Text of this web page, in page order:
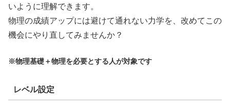
いように理解できます。
物理の成績アップには避けて通れない力学を、改めてこの
機会にやり直してみませんか？
※物理基礎＋物理を必要とする人が対象です
レベル設定